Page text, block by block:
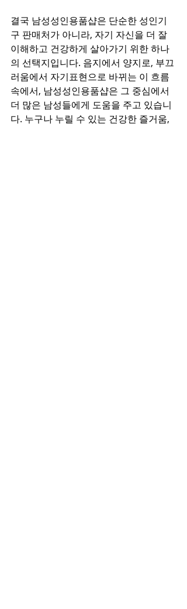
결국 남성성인용품샵은 단순한 성인기
구 판매처가 아니라, 자기 자신을 더 잘
이해하고 건강하게 살아가기 위한 하나
의 선택지입니다. 음지에서 양지로, 부끄
러움에서 자기표현으로 바뀌는 이 흐름
속에서, 남성성인용품샵은 그 중심에서
더 많은 남성들에게 도움을 주고 있습니
다. 누구나 누릴 수 있는 건강한 즐거움,